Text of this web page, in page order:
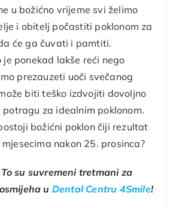
u božićno vrijeme svi želimo
i obitelj počastiti poklonom za
će ga čuvati i pamtiti.
je ponekad lakše reći nego
prezauzeti uoči svečanog
biti teško izdvojiti dovoljno
potragu za idealnim poklonom.
božićni poklon čiji rezultat
nakon 25. prosinca?
su suvremeni tretmani za
u Dental Centru 4Smile!